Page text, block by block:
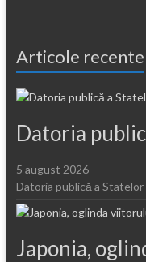
Articole recente
Datoria
5 august 2026
Datoria publică a
Japonia,